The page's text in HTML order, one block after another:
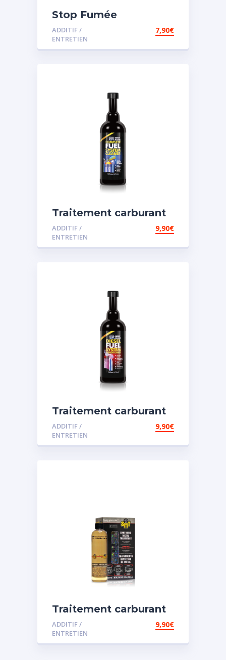
Stop Fumée
ADDITIF /
ENTRETIEN
7,90€
Traitement carburant
diesel et essence
ADDITIF /
ENTRETIEN
9,90€
Traitement carburant
spécial diesel
ADDITIF /
ENTRETIEN
9,90€
Traitement carburant
spécial essence
ADDITIF /
ENTRETIEN
9,90€